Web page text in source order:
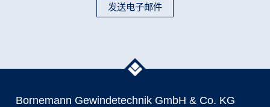
发送电子邮件
Bornemann Gewindetechnik GmbH & Co. KG